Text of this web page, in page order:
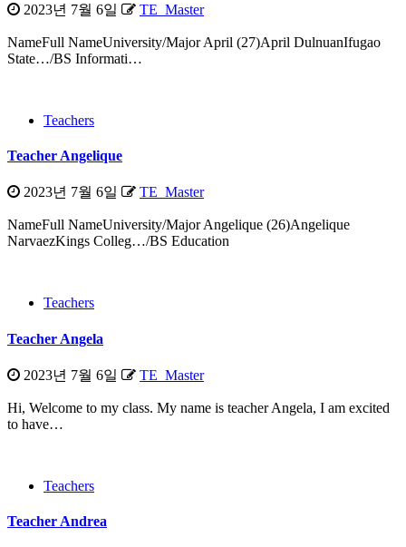
2023년 7월 6일 TE_Master
NameFull NameUniversity/Major April (27)April DulnuanIfugao
State…/BS Informati…
Teachers
Teacher Angelique
2023년 7월 6일 TE_Master
NameFull NameUniversity/Major Angelique (26)Angelique
NarvaezKings Colleg…/BS Education
Teachers
Teacher Angela
2023년 7월 6일 TE_Master
Hi, Welcome to my class. My name is teacher Angela, I am excited
to have…
Teachers
Teacher Andrea